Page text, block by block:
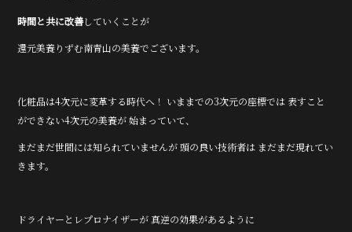
時間と共に改善していくことが
還元美養りずむ南青山の美養でございます。
化粧品は4次元に変革する時代へ！ いままでの3次元の座標では 表すこと
ができない4次元の美養が 始まっていて、
まだまだ世間には知られていませんが 頭の良い技術者は まだまだ現れてい
きます。
ドライヤーとレプロナイザーが 真逆の効果があるように